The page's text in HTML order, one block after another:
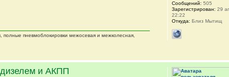
пневмоблокировки межосевая и межколесная,
Сообщений: 505
Зарегистрирован: 29
22:22
Откуда: Близ Мытищ
и АКПП